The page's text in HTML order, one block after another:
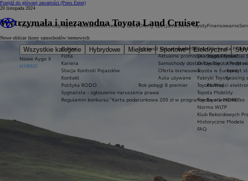
Przejdź do głównej zawartości (Press Enter)
Nowe samochody
Wszystkie kategorie Hybrydowe Miejskie Sportowe Elektryczne
Nowe Aygo X
HYBRID
Toyota Nowakowski Jelenia Góra
O Nas
Flota
Kariera
Stacja Kontroli Pojazdów
Kontakt
Polityka RODO
Sygnalista - zgłoszenie naruszenia prawa
Regulamin konkursu "Karta podarunkowa 200 zł w programie Toyota MORE"
Oferty specjalne
Sprawdź aktualne oferty
Aktualne promocje
Samochody dostawcze Toyota
Oferta biznesowa
Auta używane
Rok potęgi 8 premier
Świat Toyoty
Świat Toyoty
Dlaczego Toyota?
O Toyocie
Toyota w Europie
Fabryki Toyoty
Toyota Way
Toyota Mobility
Toyota a środowisko
Norma WLTP
Klub Rekordowych
Historyczne Modele
FAQ
Finansowanie
Oferta dla firm
Toyota Financial
Kredyt
Kredyt
Leasing
Płatności
20 listopada 2024
Wytrzymała i niezawodna Toyota Land Cruiser
Nowe oblicze ikony samochodów terenowych